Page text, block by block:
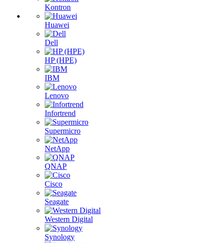
Kontron
Huawei
Dell
HP (HPE)
IBM
Lenovo
Infortrend
Supermicro
NetApp
QNAP
Cisco
Seagate
Western Digital
Synology